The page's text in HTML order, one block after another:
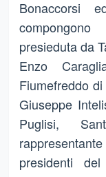
Bonaccorsi
presieduta da
Enzo
Fiumefreddo
Giuseppe
Puglisi,
presidenti